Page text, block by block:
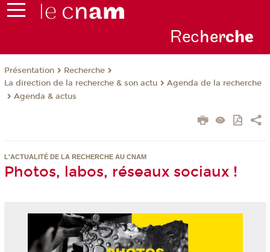
Recherche
Présentation
Recherche
La direction de la recherche & son actu
Agenda de la recherche
Agenda & actus
L'ACTUALITÉ DE LA RECHERCHE AU CNAM
Photos, labos, réseaux sociaux !